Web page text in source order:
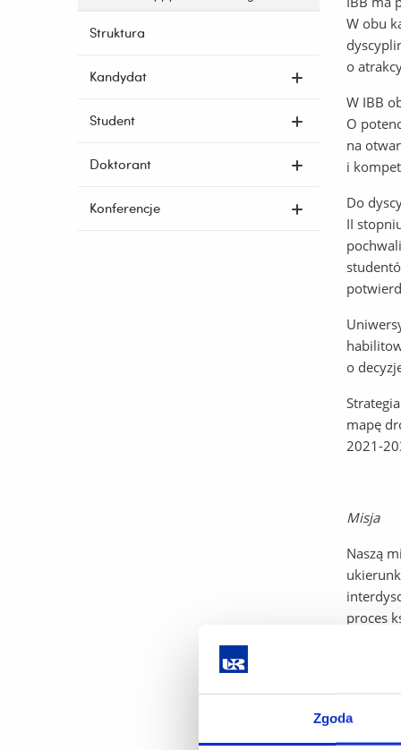
Zgoda
Struktura
Kandydat
Student
Doktorant
Konferencje
W obu
o
W IBB
O
na
i
Do
II
o
mapę
2021-
Misja
Naszą
proces
Wizja